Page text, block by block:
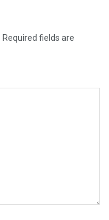
Required fields are